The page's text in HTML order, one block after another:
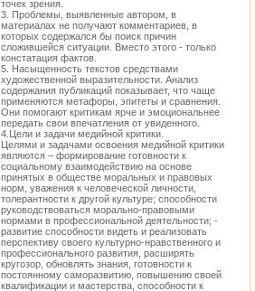
точек зрения.
3. Проблемы, выявленные автором, в
материалах не получают комментариев, в
которых содержался бы поиск причин
сложившейся ситуации. Вместо этого - только
констатация фактов.
5. Насыщенность текстов средствами
художественной выразительности. Анализ
содержания публикаций показывает, что чаще
применяются метафоры, эпитеты и сравнения.
Они помогают критикам ярче и эмоциональнее
передать свои впечатления от увиденного.
4.Цели и задачи медийной критики.
Целями и задачами освоения медийной критики
являются – формирование готовности к
социальному взаимодействию на основе
принятых в обществе моральных и правовых
норм, уважения к человеческой личности,
толерантности к другой культуре; способности
руководствоваться морально-правовыми
нормами в профессиональной деятельности; -
развитие способности видеть и реализовать
перспективу своего культурно-нравственного и
профессионального развития, расширять
кругозор, обновлять знания, готовности к
постоянному саморазвитию, повышению своей
квалификации и мастерства, способности к